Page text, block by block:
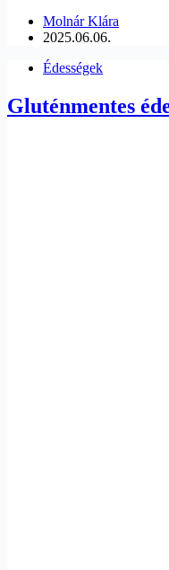
Molnár Klára
2025.06.06.
Édességek
Gluténmentes